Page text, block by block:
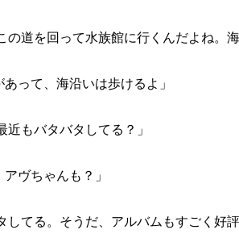
の道を回って水族館に行くんだよね。
って、海沿いは歩けるよ」
もバタバタしてる？」
ヴちゃんも？」
してる。そうだ、アルバムもすごく好